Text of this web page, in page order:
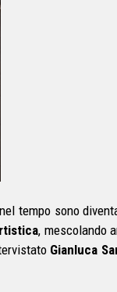
tempo sono
, mescolando
Gianluca